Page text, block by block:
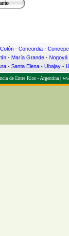
Colón- Concordia-
- María Grande - Nogoyá
- Santa Elena- Ubajay-
de Entre Ríos - Argentina |